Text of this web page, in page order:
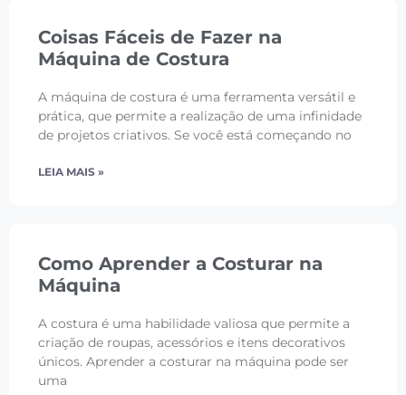
Coisas Fáceis de Fazer na
Máquina de Costura
A máquina de costura é uma ferramenta versátil e
prática, que permite a realização de uma infinidade
de projetos criativos. Se você está começando no
LEIA MAIS »
Como Aprender a Costurar na
Máquina
A costura é uma habilidade valiosa que permite a
criação de roupas, acessórios e itens decorativos
únicos. Aprender a costurar na máquina pode ser
uma